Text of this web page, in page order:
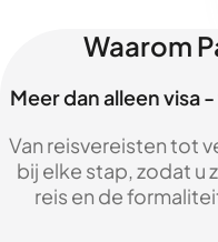
Waarom
Meer dan alleen visa
Van reisvereisten tot
bij elke stap, zodat u
reis en de